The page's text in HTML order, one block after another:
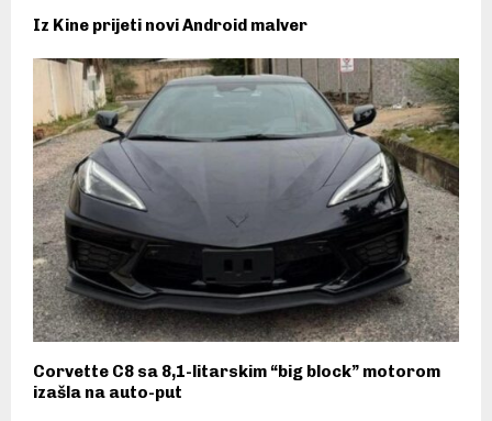
Iz Kine prijeti novi Android malver
Corvette C8 sa 8,1-litarskim “big block” motorom
izašla na auto-put